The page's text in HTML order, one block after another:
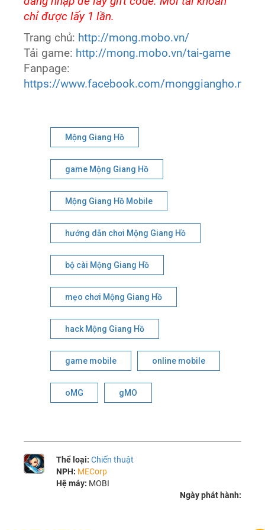
chỉ được lấy 1 lần.
Trang chủ: http://mong.mobo.vn/
Tải game: http://mong.mobo.vn/tai-game
Fanpage:
https://www.facebook.com/
Mộng Giang Hồ
game Mộng Giang Hồ
Mộng Giang Hồ Mobile
hướng dẫn chơi Mộng Giang Hồ
bộ cài Mộng Giang Hồ
mẹo chơi Mộng Giang Hồ
hack Mộng Giang Hồ
game mobile online mobile
oMG gMO
Thể loại:Chiến thuật
NPH: MECorp
Hệ máy: MOBI
Ngày phát hành: